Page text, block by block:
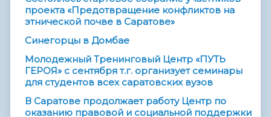
проекта «Предотвращение конфликтов на
этнической почве в Саратове»
Синегорцы в Домбае
Молодежный Тренинговый Центр «ПУТЬ
ГЕРОЯ» с сентября т.г. организует семинары
для студентов всех саратовских вузов
В Саратове продолжает работу Центр по
оказанию правовой и социальной поддержки